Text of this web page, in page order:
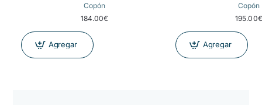
Copón
184.00€
Agregar
Copón
195.00€
Agregar